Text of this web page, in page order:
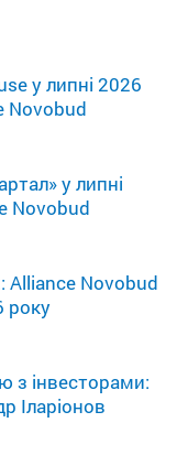
у липні 2026
Novobud
у липні
Novobud
Alliance Novobud
року
з інвесторами:
Іларіонов